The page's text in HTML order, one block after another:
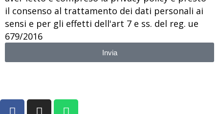
il consenso al trattamento dei dati personali ai
sensi e per gli effetti dell'art 7 e ss. del reg. ue
679/2016
Invia